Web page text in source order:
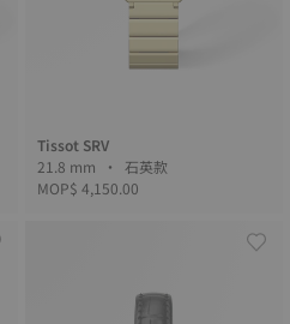
Tissot SRV
21.8 mm • 石英款
MOP$ 4,150.00